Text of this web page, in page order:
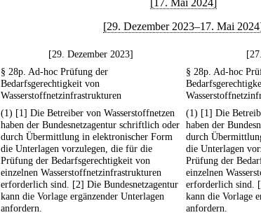
[17. Mai 2024]
[29. Dezember 2023–17. Mai
[29. Dezember 2023]
§ 28p. Ad-hoc Prüfung der
Bedarfsgerechtigkeit von
Wasserstoffnetzinfrastrukturen
§ 28p. Ad-hoc
(1) [1] Die Betreiber von Wasserstoffnetzen
haben der Bundesnetzagentur schriftlich oder
durch Übermittlung in elektronischer Form
die Unterlagen vorzulegen, die für die
Prüfung der Bedarfsgerechtigkeit von
einzelnen Wasserstoffnetzinfrastrukturen
erforderlich sind. [2] Die Bundesnetzagentur
kann die Vorlage ergänzender Unterlagen
anfordern.
(1) [1] Die
haben der
durch
die Unterlagen
Prüfung der
einzelnen
erforderlich sind.
kann die Vorlage
anfordern.